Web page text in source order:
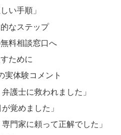
い手順」
なステップ
料相談窓口へ
ために
実体験コメント
護士に救われました」
覚めました」
門家に頼って正解でした」